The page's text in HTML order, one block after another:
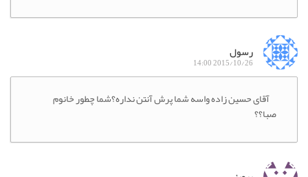
رسول
2015/10/26 14:00
آقای حسین زاده واسه شما پرش آنتن نداره؟شما چطور خانوم
صبا؟؟